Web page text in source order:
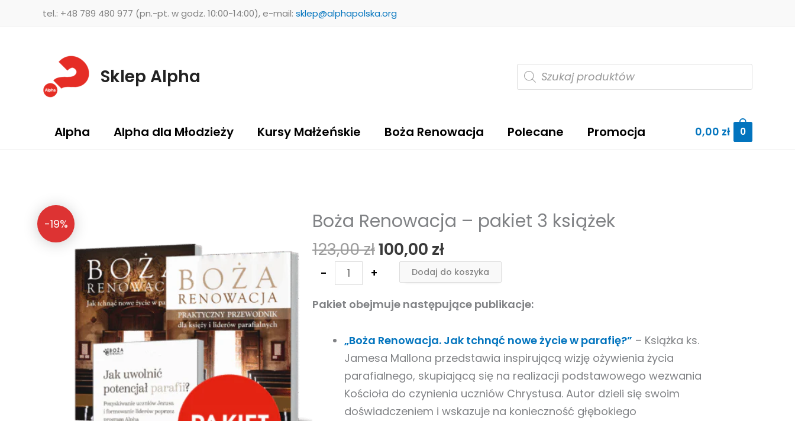
tel.: +48 789 480 977 (pn.-pt. w godz. 10:00-14:00), e-mail: sklep@alphapolska.org
Sklep Alpha Wyszukiwarka
produktów
Alpha Alpha dla Młodzieży Kursy Małżeńskie Boża Renowacja Polecane Promocja 0,00 zł 0
-19% Boża Renowacja – pakiet 3 książek
123,00zł
Pierwotna
wynosiła:
123,00 zł.
100,00 zł
Aktualna
cena
wynosi:
100,00 zł.
-
ilość
Renowacja
pakiet
3
+ Dodaj do koszyka
Pakiet obejmuje następujące publikacje:
„Boża Renowacja. Jak tchnąć nowe życie w parafię?” – Książka ks.
Jamesa Mallona przedstawia inspirującą wizję ożywienia życia
parafialnego, skupiającą się na realizacji podstawowego wezwania
Kościoła do czynienia uczniów Chrystusa. Autor dzieli się swoim
doświadczeniem i wskazuje na konieczność głębokiego